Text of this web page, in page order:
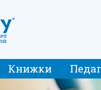
Книжки